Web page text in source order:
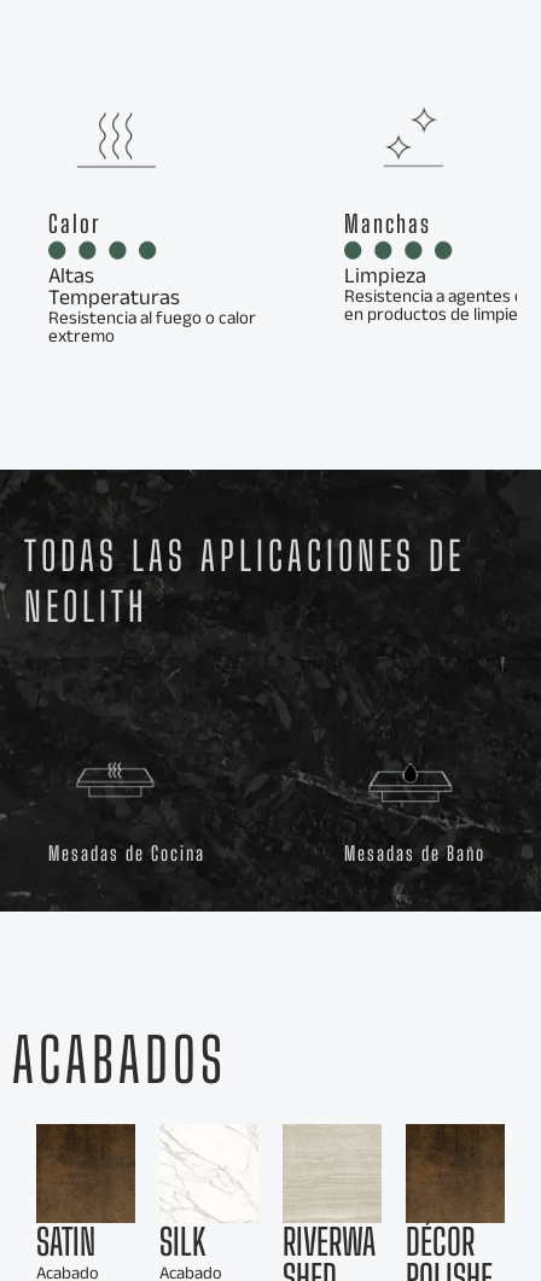
Calor
Altas
Temperaturas
Resistencia al fuego o calor
extremo
Manchas
Limpieza
Resistencia a agentes
en productos de limpieza
TODAS LAS APLICACIONES DE
NEOLITH
Mesadas de Cocina Mesadas de Baño
ACABADOS
SATIN SILK
RIVERWA
DÉCOR